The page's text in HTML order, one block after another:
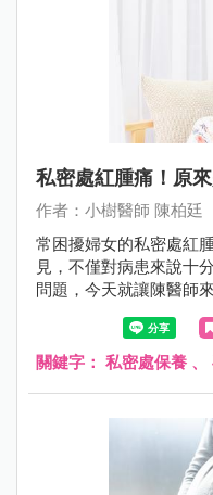
私密處紅腫痛！原
作者：小樹醫師 陳柏廷
常困擾婦女的私密處紅
見，不僅對病患來說十
問題，今天就讓陳醫師
關鍵字： 私密處保養 、